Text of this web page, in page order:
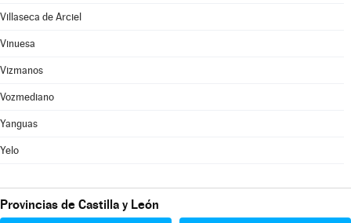
Villaseca de Arciel
Vinuesa
Vizmanos
Vozmediano
Yanguas
Yelo
Provincias de Castilla y León